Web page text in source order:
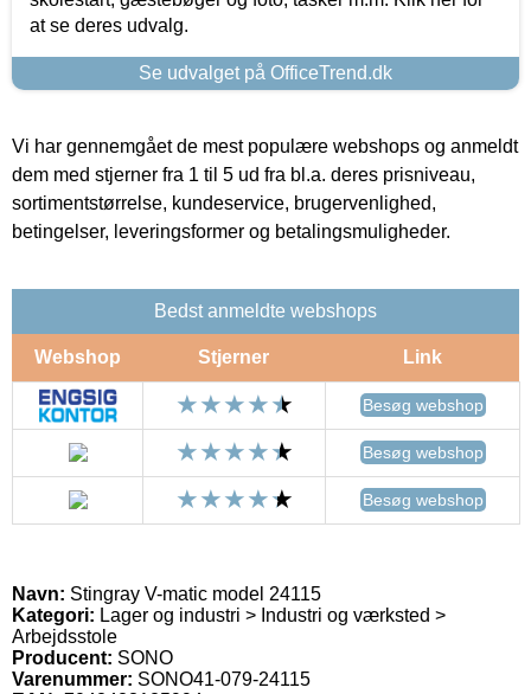
at se deres udvalg.
Se udvalget på OfficeTrend.dk
Vi har gennemgået de mest populære webshops og anmeldt
dem med stjerner fra 1 til 5 ud fra bl.a. deres prisniveau,
sortimentstørrelse, kundeservice, brugervenlighed,
betingelser, leveringsformer og betalingsmuligheder.
Bedst anmeldte webshops
Webshop Stjerner Link
Besøg webshop
Besøg webshop
Besøg webshop
Navn: Stingray V-matic model 24115
Kategori: Lager og industri > Industri og værksted >
Arbejdsstole
Producent: SONO
Varenummer: SONO41-079-24115